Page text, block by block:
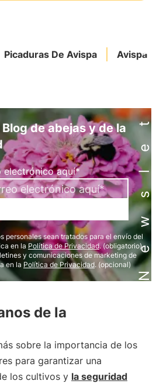
Picaduras De Avispa Avispa
Newsletter
de abejas y de la
electrónico aquí*
personales sean tratados para el envío del
en la Política de Privacidad. (obligatorio)
y comunicaciones de marketing de
en la Política de Privacidad. (opcional)
de la
sobre la importancia de los
para garantizar una
los cultivos y la seguridad